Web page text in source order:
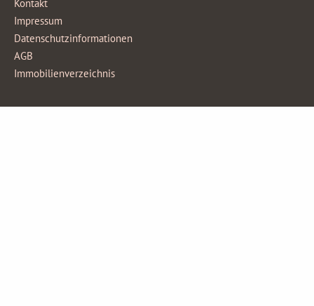
Kontakt
Impressum
Datenschutzinformationen
AGB
Immobilienverzeichnis